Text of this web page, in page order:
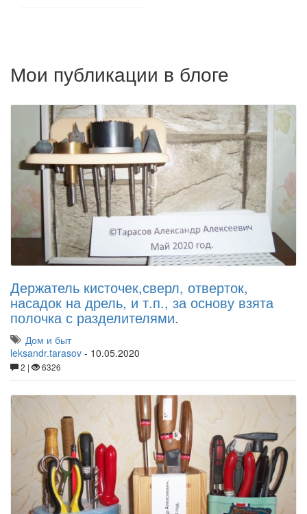
Мои публикации в блоге
Держатель кисточек,сверл, отверток,
насадок на дрель, и т.п., за основу взята
полочка с разделителями.
Дом и быт
leksandr.tarasov - 10.05.2020
2 | 6326